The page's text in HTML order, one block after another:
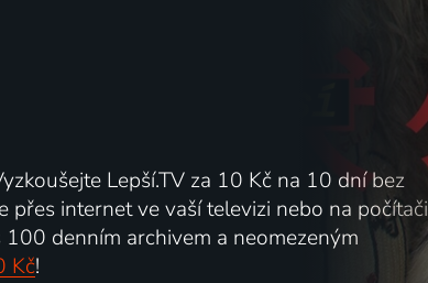
Lepší.TV za 10 Kč na 10 dní bez
přes internet ve vaší televizi nebo na počítači
denním archivem a neomezeným
Kč!